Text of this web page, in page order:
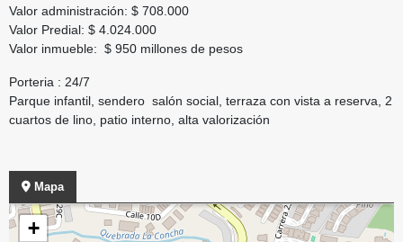
Valor administración: $ 708.000
Valor Predial: $ 4.024.000
Valor inmueble: $ 950 millones de pesos
Porteria : 24/7
Parque infantil, sendero salón social, terraza con vista a reserva, 2
cuartos de lino, patio interno, alta valorización
Mapa
+